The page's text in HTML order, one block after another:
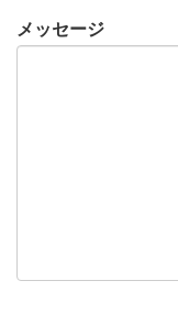
メッセージ